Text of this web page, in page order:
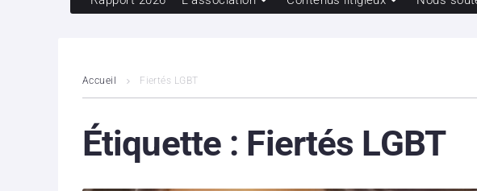
Accueil Fiertés LGBT
Étiquette : Fiertés LGBT